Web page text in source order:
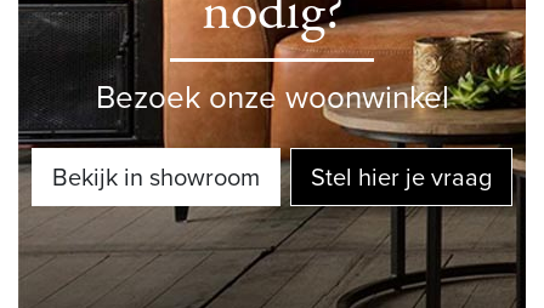
Bezoek onze woonwinkel
Bekijk in showroom Stel hier je vraag